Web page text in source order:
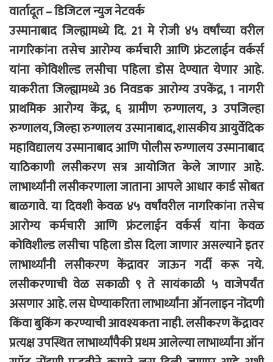
वार्तादूत – डिजिटल न्युज नेटवर्क
उस्मानाबाद जिल्ह्यामध्ये दि. 21 मे रोजी ४५ वर्षांच्या वरील
नागरिकांना तसेच आरोग्य कर्मचारी आणि फ्रंटलाईन वर्कर्स
यांना कोविशील्ड लसीचा पहिला डोस देण्यात येणार आहे.
याकरीता जिल्ह्यामध्ये 36 निवडक आरोग्य उपकेंद्र, 1 नागरी
प्राथमिक आरोग्य केंद्र, ६ ग्रामीण रुग्णालय, 3 उपजिल्हा
रुग्णालय, जिल्हा रुग्णालय उस्मानाबाद, शासकीय आयुर्वेदिक
महाविद्यालय उस्मानाबाद आणि पोलीस रुग्णालय उस्मानाबाद
याठिकाणी लसीकरण सत्र आयोजित केले जाणार आहे.
लाभार्थ्यांनी लसीकरणाला जाताना आपले आधार कार्ड सोबत
बाळगावे. या दिवशी केवळ ४५ वर्षांवरील नागरिकांना तसेच
आरोग्य कर्मचारी आणि फ्रंटलाईन वर्कर्स यांना केवळ
कोविशील्ड लसीचा पहिला डोस दिला जाणार असल्याने इतर
लाभार्थ्यांनी लसीकरण केंद्रावर जाऊन गर्दी करू नये.
लसीकरणाची वेळ सकाळी ९ ते सायंकाळी ५ वाजेपर्यंत
असणार आहे. लस घेण्याकरिता लाभार्थ्यांना ऑनलाइन नोंदणी
किंवा बुकिंग करण्याची आवश्यकता नाही. लसीकरण केंद्रावर
प्रत्यक्ष उपस्थित लाभार्थ्यांपैकी प्रथम आलेल्या लाभार्थ्यांना ऑन